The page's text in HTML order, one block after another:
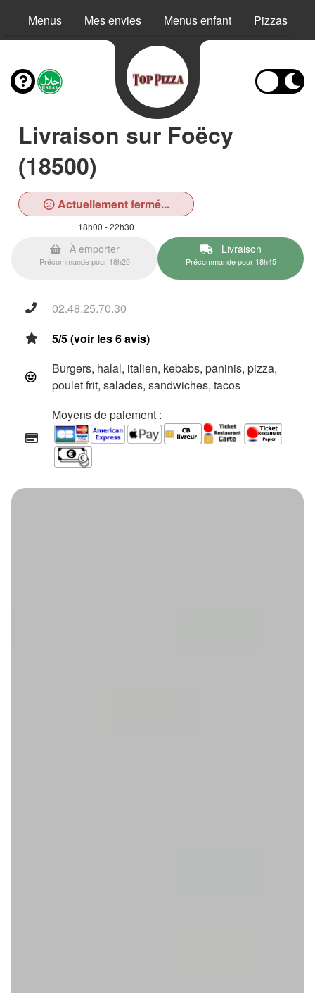
Menus Mes envies Menus enfant Pizzas
Livraison sur Foëcy
(18500)
Actuellement fermé...
18h00 - 22h30
À emporter
Précommande pour 18h20
Livraison
Précommande pour 18h45
02.48.25.70.30
5/5 (voir les 6 avis)
Burgers, halal, italien, kebabs, paninis, pizza,
poulet frit, salades, sandwiches, tacos
Moyens de paiement :